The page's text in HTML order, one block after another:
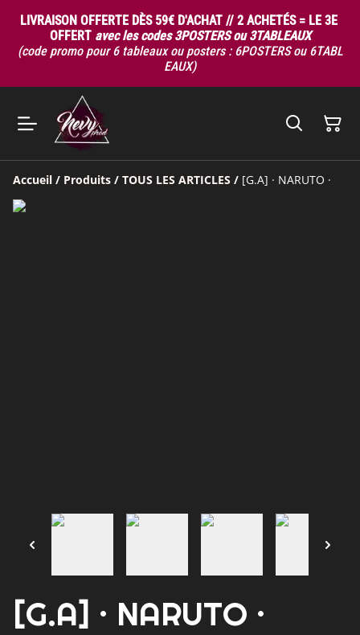
LIVRAISON OFFERTE DÈS 59€ D'ACHAT // 2 ACHETÉS = LE 3E
OFFERT avec les codes 3POSTERS ou 3TABLEAUX
(code promo pour 6 tableaux ou posters : 6POSTERS ou 6TABL
EAUX)
Accueil / Produits / TOUS LES ARTICLES / [G.A] · NARUTO ·
[G.A] · NARUTO ·